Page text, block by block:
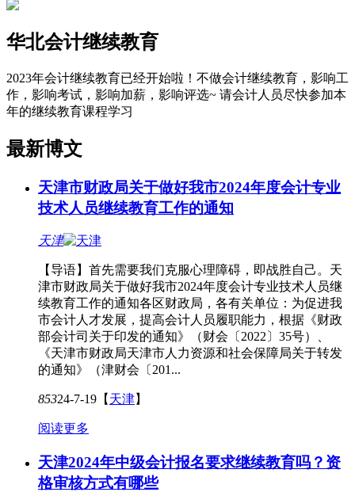
华北会计继续教育
2023年会计继续教育已经开始啦！不做会计继续教育，影响工
作，影响考试，影响加薪，影响评选~ 请会计人员尽快参加本
年的继续教育课程学习
最新博文
天津市财政局关于做好我市2024年度会计专业
技术人员继续教育工作的通知
天津
【导语】首先需要我们克服心理障碍，即战胜自己。天
津市财政局关于做好我市2024年度会计专业技术人员继
续教育工作的通知各区财政局，各有关单位：为促进我
市会计人才发展，提高会计人员履职能力，根据《财政
部会计司关于印发的通知》（财会〔2022〕35号）、
《天津市财政局天津市人力资源和社会保障局关于转发
的通知》（津财会〔201...
85324-7-19 【 天津】
阅读更多
天津2024年中级会计报名要求继续教育吗？资
格审核方式有哪些